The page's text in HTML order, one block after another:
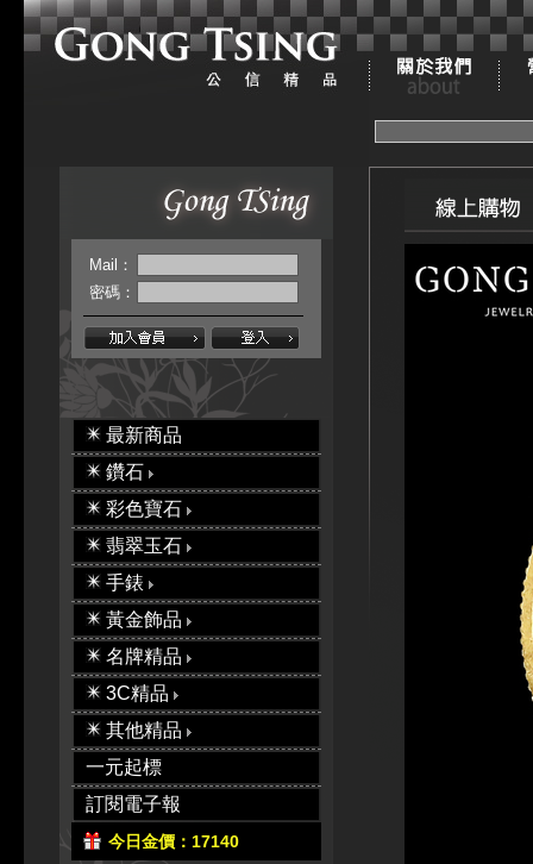
Mail：
密碼：
最新商品
鑽石
彩色寶石
翡翠玉石
手錶
黃金飾品
名牌精品
3C精品
其他精品
一元起標
訂閱電子報
今日金價：17140